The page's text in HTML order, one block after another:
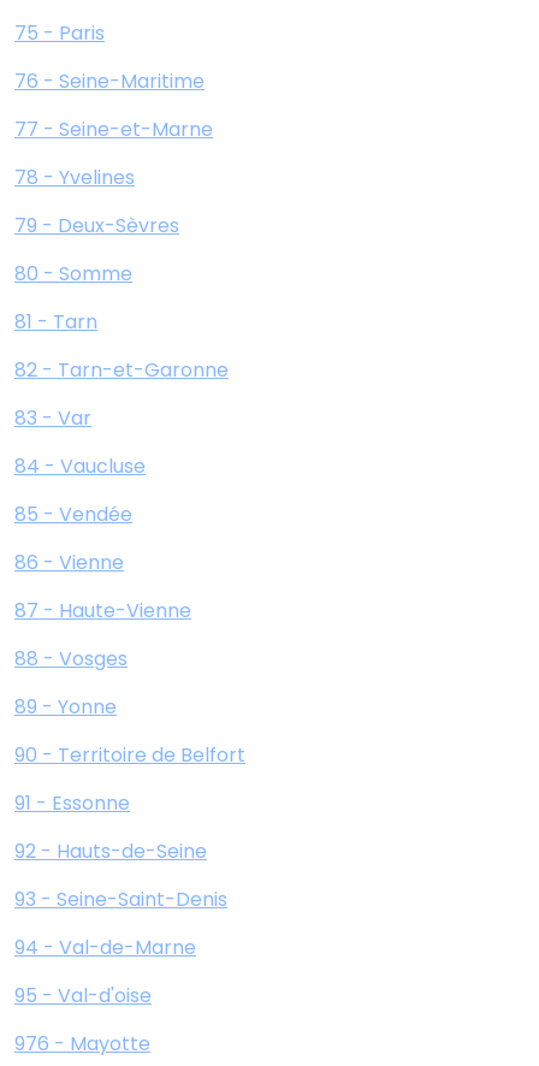
75 - Paris
76 - Seine-Maritime
77 - Seine-et-Marne
78 - Yvelines
79 - Deux-Sèvres
80 - Somme
81 - Tarn
82 - Tarn-et-Garonne
83 - Var
84 - Vaucluse
85 - Vendée
86 - Vienne
87 - Haute-Vienne
88 - Vosges
89 - Yonne
90 - Territoire de Belfort
91 - Essonne
92 - Hauts-de-Seine
93 - Seine-Saint-Denis
94 - Val-de-Marne
95 - Val-d'oise
976 - Mayotte